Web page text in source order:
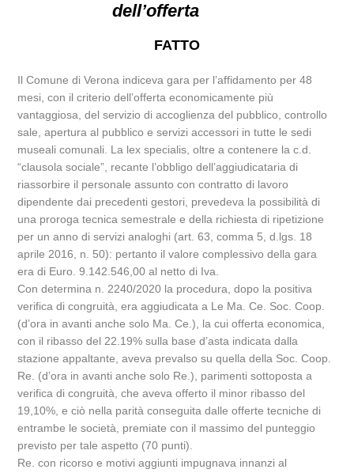
dell’offerta
FATTO
Il Comune di Verona indiceva gara per l’affidamento per 48
mesi, con il criterio dell’offerta economicamente più
vantaggiosa, del servizio di accoglienza del pubblico, controllo
sale, apertura al pubblico e servizi accessori in tutte le sedi
museali comunali. La lex specialis, oltre a contenere la c.d.
“clausola sociale”, recante l’obbligo dell’aggiudicataria di
riassorbire il personale assunto con contratto di lavoro
dipendente dai precedenti gestori, prevedeva la possibilità di
una proroga tecnica semestrale e della richiesta di ripetizione
per un anno di servizi analoghi (art. 63, comma 5, d.lgs. 18
aprile 2016, n. 50): pertanto il valore complessivo della gara
era di Euro. 9.142.546,00 al netto di Iva.
Con determina n. 2240/2020 la procedura, dopo la positiva
verifica di congruità, era aggiudicata a Le Ma. Ce. Soc. Coop.
(d’ora in avanti anche solo Ma. Ce.), la cui offerta economica,
con il ribasso del 22.19% sulla base d’asta indicata dalla
stazione appaltante, aveva prevalso su quella della Soc. Coop.
Re. (d’ora in avanti anche solo Re.), parimenti sottoposta a
verifica di congruità, che aveva offerto il minor ribasso del
19,10%, e ciò nella parità conseguita dalle offerte tecniche di
entrambe le società, premiate con il massimo del punteggio
previsto per tale aspetto (70 punti).
Re. con ricorso e motivi aggiunti impugnava innanzi al